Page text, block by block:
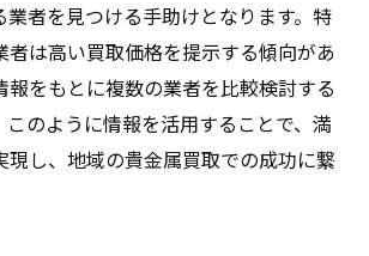
業者を見つける手助けとなります。特
者は高い買取価格を提示する傾向があ
報をもとに複数の業者を比較検討する
このように情報を活用することで、満
現し、地域の貴金属買取での成功に繋